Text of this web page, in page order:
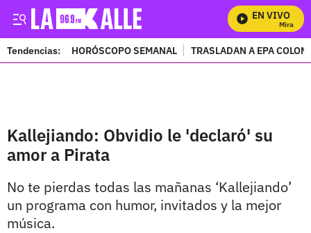
EN VIVO
Mira
Tendencias: HORÓSCOPO SEMANAL TRASLADAN A EPA
Kallejiando: Obvidio le 'declaró' su
amor a Pirata
No te pierdas todas las mañanas ‘Kallejiando’
un programa con humor, invitados y la mejor
música.